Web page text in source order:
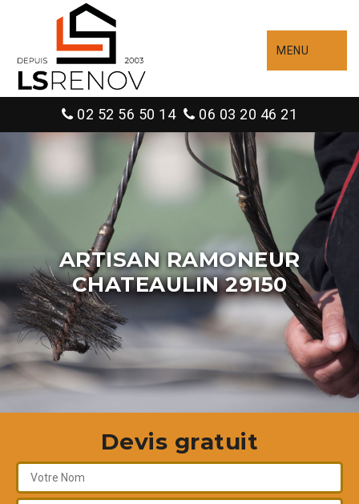
MENU
02 52 56 50 14 06 03 20 46 21
ARTISAN RAMONEUR
CHATEAULIN 29150
Devis gratuit